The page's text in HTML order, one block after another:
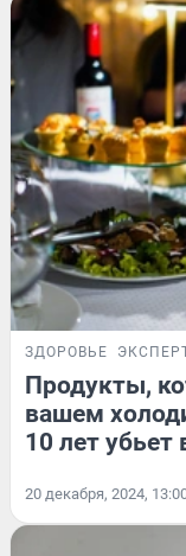
ЗДОРОВЬЕ
Продукты,
вашем
10 лет убьет
20 декабря, 2024,